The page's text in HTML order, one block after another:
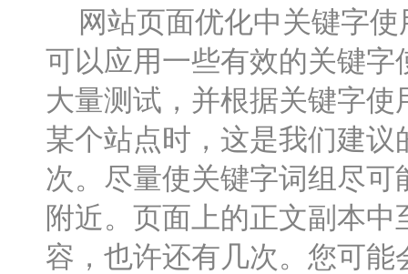
网站页面优化中关键字使
可以应用一些有效的关键
大量测试，并根据关键字
某个站点时，这是我们建
次。尽量使关键字词组尽
附近。页面上的正文副本
容，也许还有几次。您可